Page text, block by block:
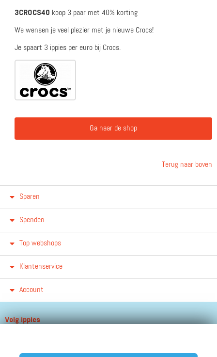
3CROCS40 koop 3 paar met 40% korting
We wensen je veel plezier met je nieuwe Crocs!
Je spaart 3 ippies per euro bij Crocs.
Ga naar de shop
Terug naar boven
Sparen
Spenden
Top webshops
Klantenservice
Account
Volg ippies